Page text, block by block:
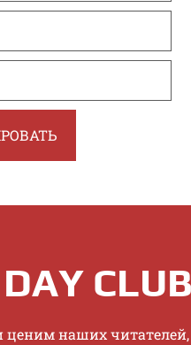
CLUB
нaшиx читaтeлeй,